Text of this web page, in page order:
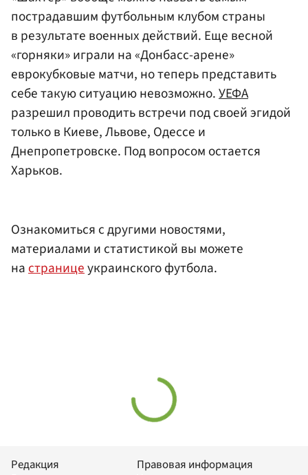
пострадавшим футбольным клубом страны
в результате военных действий. Еще весной
«горняки» играли на «Донбасс-арене»
еврокубковые матчи, но теперь представить
себе такую ситуацию невозможно.УЕФА
разрешил проводить встречи под своей эгидой
только в Киеве, Львове, Одессе и
Днепропетровске. Под вопросом остается
Харьков.
Ознакомиться с другими новостями,
материалами и статистикой вы можете
настраницеукраинского футбола.
Редакция
Правовая информация